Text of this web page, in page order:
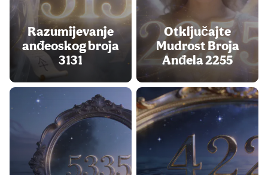
Razumijevanje
anđeoskog broja
3131
Otključajte
Mudrost Broja
Anđela 2255